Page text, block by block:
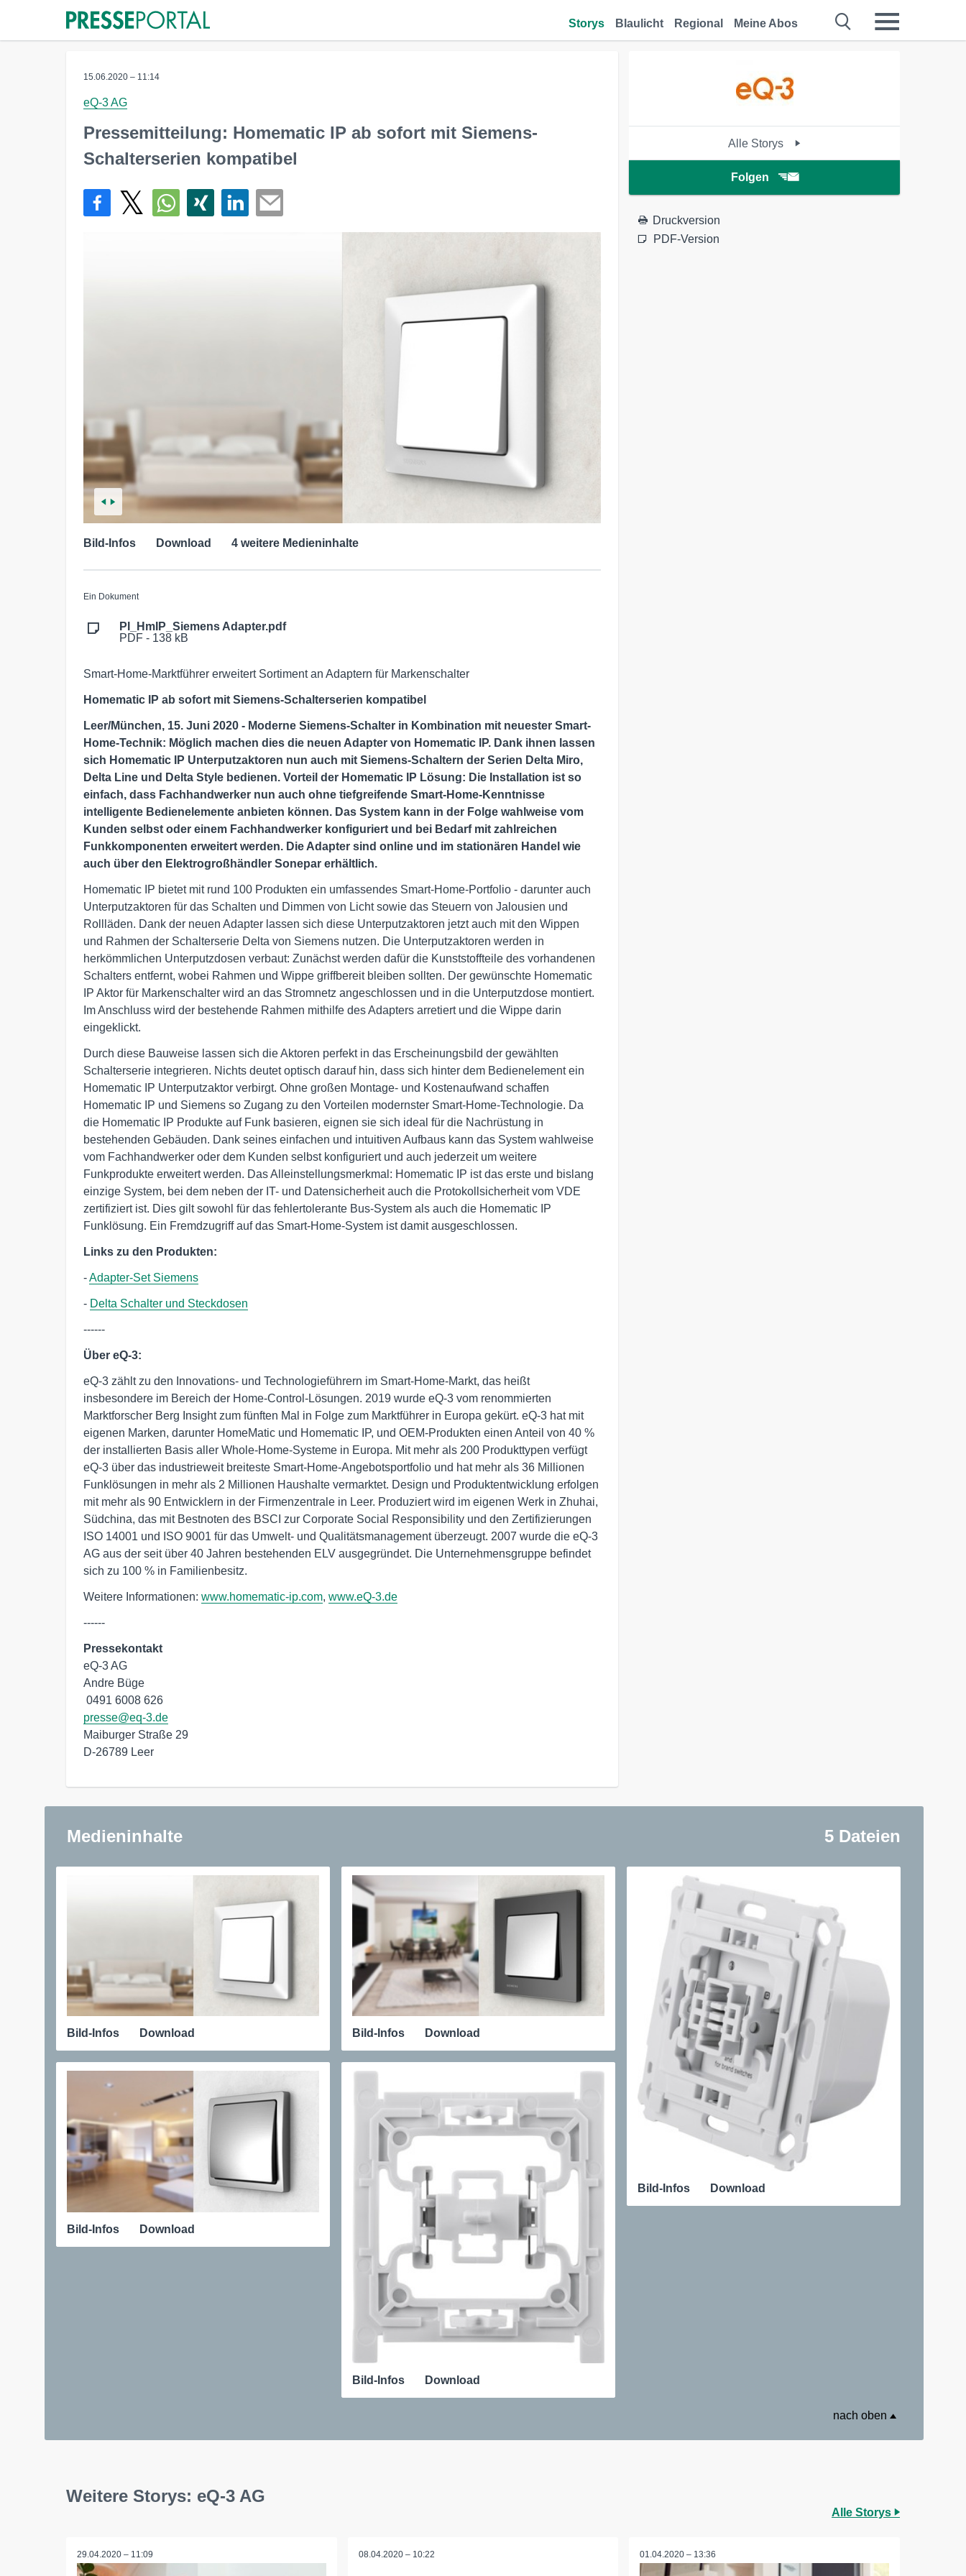
Storys Blaulicht Regional Meine Abos
15.06.2020 – 11:14
eQ-3 AG
Pressemitteilung: Homematic IP ab sofort mit Siemens-
Schalterserien kompatibel
Bild-Infos Download 4 weitere Medieninhalte
Ein Dokument
PI_HmIP_Siemens Adapter.pdf
PDF - 138 kB
Smart-Home-Marktführer erweitert Sortiment an Adaptern für Markenschalter
Homematic IP ab sofort mit Siemens-Schalterserien kompatibel
Leer/München, 15. Juni 2020 - Moderne Siemens-Schalter in Kombination mit neuester Smart-
Home-Technik: Möglich machen dies die neuen Adapter von Homematic IP. Dank ihnen lassen
sich Homematic IP Unterputzaktoren nun auch mit Siemens-Schaltern der Serien Delta Miro,
Delta Line und Delta Style bedienen. Vorteil der Homematic IP Lösung: Die Installation ist so
einfach, dass Fachhandwerker nun auch ohne tiefgreifende Smart-Home-Kenntnisse
intelligente Bedienelemente anbieten können. Das System kann in der Folge wahlweise vom
Kunden selbst oder einem Fachhandwerker konfiguriert und bei Bedarf mit zahlreichen
Funkkomponenten erweitert werden. Die Adapter sind online und im stationären Handel wie
auch über den Elektrogroßhändler Sonepar erhältlich.
Homematic IP bietet mit rund 100 Produkten ein umfassendes Smart-Home-Portfolio - darunter auch
Unterputzaktoren für das Schalten und Dimmen von Licht sowie das Steuern von Jalousien und
Rollläden. Dank der neuen Adapter lassen sich diese Unterputzaktoren jetzt auch mit den Wippen
und Rahmen der Schalterserie Delta von Siemens nutzen. Die Unterputzaktoren werden in
herkömmlichen Unterputzdosen verbaut: Zunächst werden dafür die Kunststoffteile des vorhandenen
Schalters entfernt, wobei Rahmen und Wippe griffbereit bleiben sollten. Der gewünschte Homematic
IP Aktor für Markenschalter wird an das Stromnetz angeschlossen und in die Unterputzdose montiert.
Im Anschluss wird der bestehende Rahmen mithilfe des Adapters arretiert und die Wippe darin
eingeklickt.
Durch diese Bauweise lassen sich die Aktoren perfekt in das Erscheinungsbild der gewählten
Schalterserie integrieren. Nichts deutet optisch darauf hin, dass sich hinter dem Bedienelement ein
Homematic IP Unterputzaktor verbirgt. Ohne großen Montage- und Kostenaufwand schaffen
Homematic IP und Siemens so Zugang zu den Vorteilen modernster Smart-Home-Technologie. Da
die Homematic IP Produkte auf Funk basieren, eignen sie sich ideal für die Nachrüstung in
bestehenden Gebäuden. Dank seines einfachen und intuitiven Aufbaus kann das System wahlweise
vom Fachhandwerker oder dem Kunden selbst konfiguriert und auch jederzeit um weitere
Funkprodukte erweitert werden. Das Alleinstellungsmerkmal: Homematic IP ist das erste und bislang
einzige System, bei dem neben der IT- und Datensicherheit auch die Protokollsicherheit vom VDE
zertifiziert ist. Dies gilt sowohl für das fehlertolerante Bus-System als auch die Homematic IP
Funklösung. Ein Fremdzugriff auf das Smart-Home-System ist damit ausgeschlossen.
Links zu den Produkten:
-Adapter-Set Siemens
- Delta Schalter und Steckdosen
------
Über eQ-3:
eQ-3 zählt zu den Innovations- und Technologieführern im Smart-Home-Markt, das heißt
insbesondere im Bereich der Home-Control-Lösungen. 2019 wurde eQ-3 vom renommierten
Marktforscher Berg Insight zum fünften Mal in Folge zum Marktführer in Europa gekürt. eQ-3 hat mit
eigenen Marken, darunter HomeMatic und Homematic IP, und OEM-Produkten einen Anteil von 40 %
der installierten Basis aller Whole-Home-Systeme in Europa. Mit mehr als 200 Produkttypen verfügt
eQ-3 über das industrieweit breiteste Smart-Home-Angebotsportfolio und hat mehr als 36 Millionen
Funklösungen in mehr als 2 Millionen Haushalte vermarktet. Design und Produktentwicklung erfolgen
mit mehr als 90 Entwicklern in der Firmenzentrale in Leer. Produziert wird im eigenen Werk in Zhuhai,
Südchina, das mit Bestnoten des BSCI zur Corporate Social Responsibility und den Zertifizierungen
ISO 14001 und ISO 9001 für das Umwelt- und Qualitätsmanagement überzeugt. 2007 wurde die eQ-3
AG aus der seit über 40 Jahren bestehenden ELV ausgegründet. Die Unternehmensgruppe befindet
sich zu 100 % in Familienbesitz.
Weitere Informationen: www.homematic-ip.com, www.eQ-3.de
------
Pressekontakt
eQ-3 AG
Andre Büge
presse@eq-3.de
Maiburger Straße 29
D-26789 Leer
Alle Storys
Folgen
Druckversion
PDF-Version
Medieninhalte 5 Dateien
Bild-Infos Download
Bild-Infos Download
Bild-Infos Download
Bild-Infos Download
Bild-Infos Download
nach oben
Weitere Storys: eQ-3 AG
Alle Storys
29.04.2020 – 11:09 08.04.2020 – 10:22 01.04.2020 – 13:36